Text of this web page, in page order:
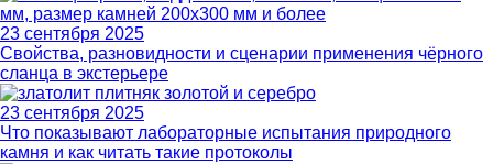
23 сентября 2025
Свойства, разновидности и сценарии применения чёрного
сланца в экстерьере
23 сентября 2025
Что показывают лабораторные испытания природного
камня и как читать такие протоколы